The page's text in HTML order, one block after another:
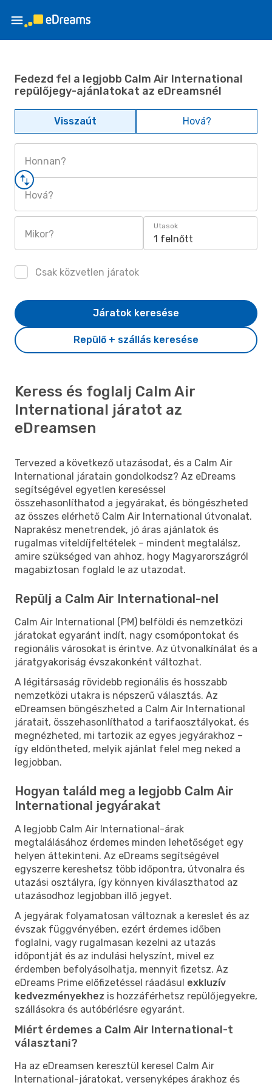
Fedezd fel a legjobb Calm Air International
repülőjegy-ajánlatokat az eDreamsnél
Visszaút Hová?
Honnan?
Hová?
Mikor?
Utasok
1 felnőtt
Csak közvetlen járatok
Repülő + szállás keresése
Járatok keresése
Keress és foglalj Calm Air
International járatot az
eDreamsen
Tervezed a következő utazásodat, és a Calm Air
International járatain gondolkodsz? Az eDreams
segítségével egyetlen kereséssel
összehasonlíthatod a jegyárakat, és böngészheted
az összes elérhető Calm Air International útvonalat.
Naprakész menetrendek, jó áras ajánlatok és
rugalmas viteldíjfeltételek – mindent megtalálsz,
amire szükséged van ahhoz, hogy Magyarországról
magabiztosan foglald le az utazodat.
Repülj a Calm Air International-nel
Calm Air International (PM) belföldi és nemzetközi
járatokat egyaránt indít, nagy csomópontokat és
regionális városokat is érintve. Az útvonalkínálat és a
járatgyakoriság évszakonként változhat.
A légitársaság rövidebb regionális és hosszabb
nemzetközi utakra is népszerű választás. Az
eDreamsen böngészheted a Calm Air International
járatait, összehasonlíthatod a tarifaosztályokat, és
megnézheted, mi tartozik az egyes jegyárakhoz –
így eldöntheted, melyik ajánlat felel meg neked a
legjobban.
Hogyan találd meg a legjobb Calm Air
International jegyárakat
A legjobb Calm Air International-árak
megtalálásához érdemes minden lehetőséget egy
helyen áttekinteni. Az eDreams segítségével
egyszerre kereshetsz több időpontra, útvonalra és
utazási osztályra, így könnyen kiválaszthatod az
utazásodhoz legjobban illő jegyet.
A jegyárak folyamatosan változnak a kereslet és az
évszak függvényében, ezért érdemes időben
foglalni, vagy rugalmasan kezelni az utazás
időpontját és az indulási helyszínt, mivel ez
érdemben befolyásolhatja, mennyit fizetsz. Az
eDreams Prime előfizetéssel ráadásul exkluzív
kedvezményekhez is hozzáférhetsz repülőjegyekre,
szállásokra és autóbérlésre egyaránt.
Miért érdemes a Calm Air International-t
választani?
Ha az eDreamsen keresztül keresel Calm Air
International-járatokat, versenyképes árakhoz és